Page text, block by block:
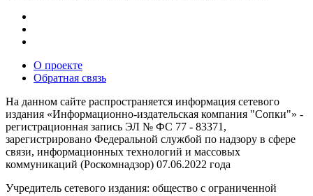
О проекте
Обратная связь
На данном сайте распространяется информация сетевого
издания «Информационно-издательская компания "Сопки"» -
регистрационная запись ЭЛ № ФС 77 - 83371,
зарегистрировано Федеральной службой по надзору в сфере
связи, информационных технологий и массовых
коммуникаций (Роскомнадзор) 07.06.2022 года
Учредитель сетевого издания: общество с ограниченной